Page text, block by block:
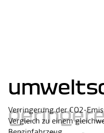
Verringerung der CO2-
Vergleich zu einem